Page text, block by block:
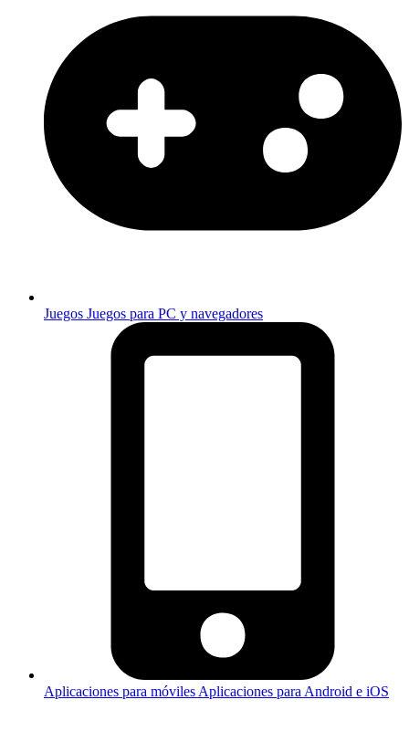
Juegos Juegos para PC y navegadores
Aplicaciones para móviles Aplicaciones para Android e iOS